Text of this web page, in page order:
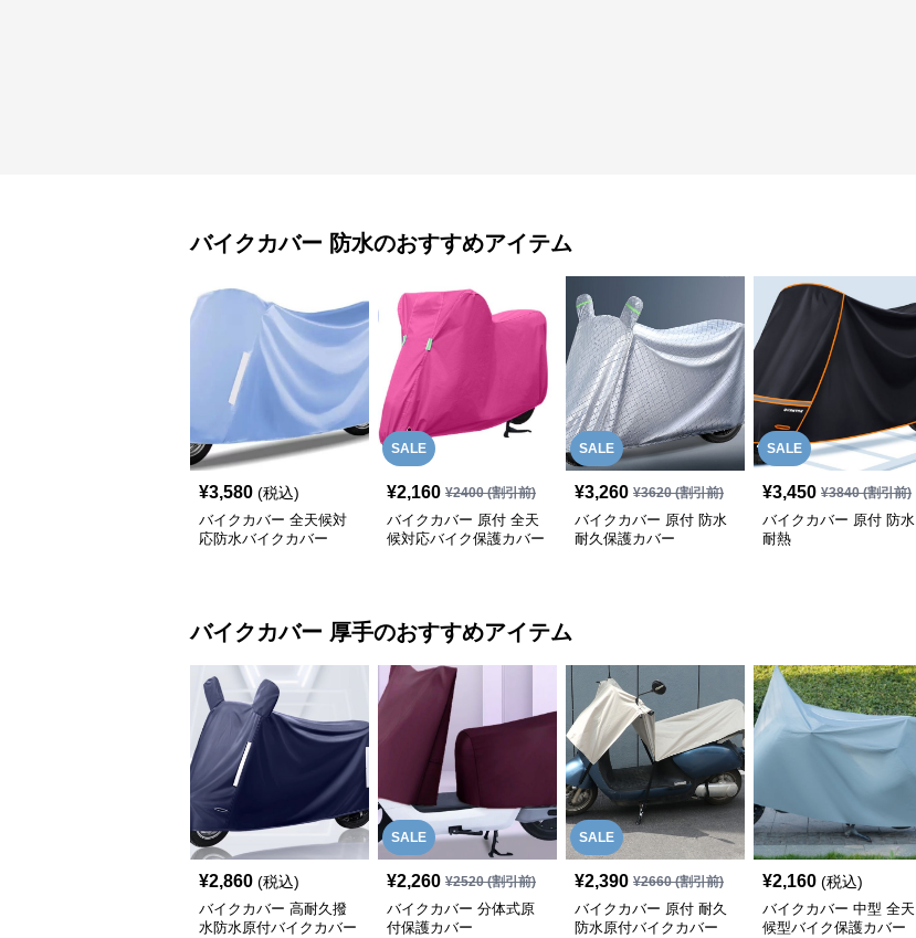
バイクカバー 防水のおすすめアイテム
¥3,580 (税込)
バイクカバー 全天候対
応防水バイクカバー
SALE
¥2,160 ¥2400(割引前)
バイクカバー 原付 全天
候対応バイク保護カバー
SALE
¥3,260 ¥3620(割引前)
バイクカバー 原付 防水
耐久保護カバー
SALE
¥3,450 ¥3840(割引前)
バイクカバー 原付 防水
耐熱
バイクカバー 厚手のおすすめアイテム
¥2,860 (税込)
バイクカバー 高耐久撥
水防水原付バイクカバー
SALE
¥2,260 ¥2520(割引前)
バイクカバー 分体式原
付保護カバー
SALE
¥2,390 ¥2660(割引前)
バイクカバー 原付 耐久
防水原付バイクカバー
¥2,160 (税込)
バイクカバー 中型 全天
候型バイク保護カバー